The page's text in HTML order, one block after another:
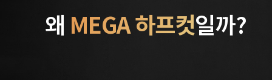
왜 MEGA 하프컷일까?